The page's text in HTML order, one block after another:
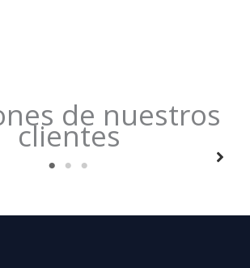
de nuestros
clientes
Pintaron todo mi piso en Soto del
sobre colores y tipos de pintura.